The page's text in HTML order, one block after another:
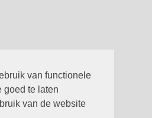
van functionele
goed te laten
van de website